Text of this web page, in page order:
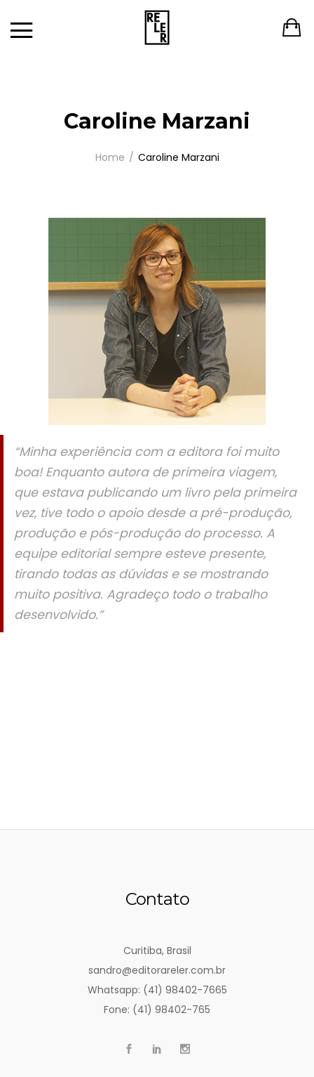
Caroline Marzani
Home Caroline Marzani
“Minha experiência com a editora foi muito
boa! Enquanto autora de primeira viagem,
que estava publicando um livro pela primeira
vez, tive todo o apoio desde a pré-produção,
produção e pós-produção do processo. A
equipe editorial sempre esteve presente,
tirando todas as dúvidas e se mostrando
muito positiva. Agradeço todo o trabalho
desenvolvido.”
Contato
Curitiba, Brasil
sandro@editorareler.com.br
Whatsapp: (41) 98402-7665
Fone: (41) 98402-765